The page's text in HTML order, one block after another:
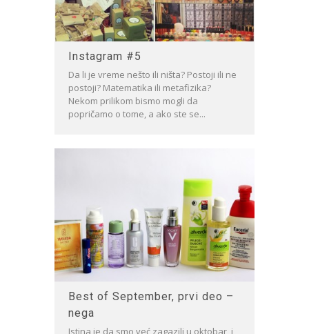
Instagram #5
Da li je vreme nešto ili ništa? Postoji ili ne
postoji? Matematika ili metafizika?
Nekom prilikom bismo mogli da
popričamo o tome, a ako ste se...
Best of September, prvi deo –
nega
Istina je da smo već zagazili u oktobar, i